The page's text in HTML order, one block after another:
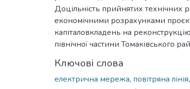
Доцільність прийнятих технічних
економічними розрахунками
капіталовкладень на
північної частини Томаківського
Ключові слова
електрична мережа, повітряна лінія,